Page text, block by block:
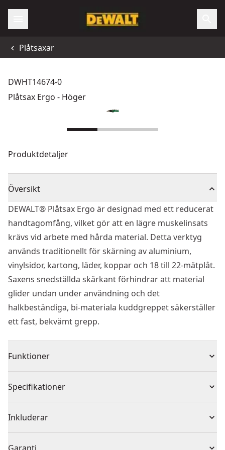
Plåtsaxar
DWHT14674-0
Plåtsax Ergo - Höger
Produktdetaljer
Översikt
DEWALT® Plåtsax Ergo är designad med ett reducerat
handtagomfång, vilket gör att en lägre muskelinsats
krävs vid arbete med hårda material. Detta verktyg
används traditionellt för skärning av aluminium,
vinylsidor, kartong, läder, koppar och 18 till 22-mätplåt.
Saxens snedställda skärkant förhindrar att material
glider undan under användning och det
halkbeständiga, bi-materiala kuddgreppet säkerställer
ett fast, bekvämt grepp.
Funktioner
Sågtandat blad håller materialet på plats samt ger fina
SV - Flush Hardware Allows for Smooth, Unobstructed
Cuts
Specifikationer
Produkttyp Avbitare
Solo eller set Solo
Inkluderar